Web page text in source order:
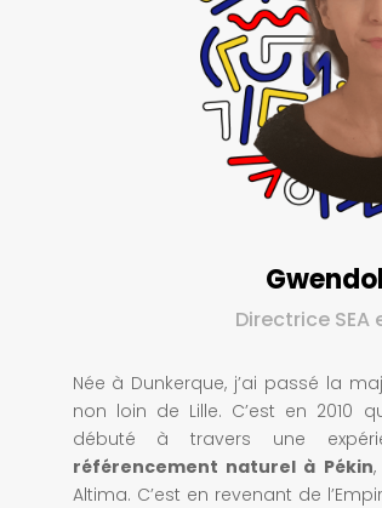
Directrice
Née à Dunkerque, j’ai passé la
non loin de Lille. C’est en
débuté à travers une
référencement naturel à Pékin
Altima. C’est en revenant de